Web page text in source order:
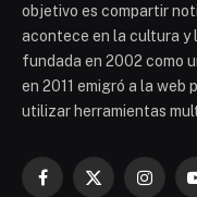
objetivo es compartir
acontece en la cultura y
fundada en 2002 como
en 2011 emigró a la web
utilizar herramientas
Facebook
X